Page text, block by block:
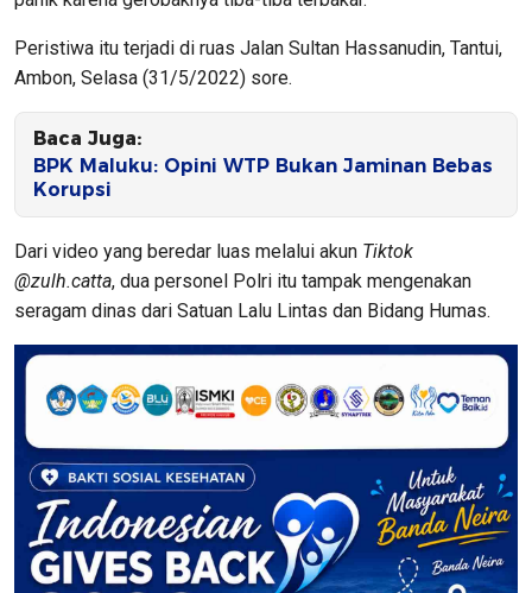
Peristiwa itu terjadi di ruas Jalan Sultan Hassanudin, Tantui,
Ambon, Selasa (31/5/2022) sore.
Baca Juga:
BPK Maluku: Opini WTP Bukan Jaminan Bebas
Korupsi
Dari video yang beredar luas melalui akun Tiktok
@zulh.catta, dua personel Polri itu tampak mengenakan
seragam dinas dari Satuan Lalu Lintas dan Bidang Humas.